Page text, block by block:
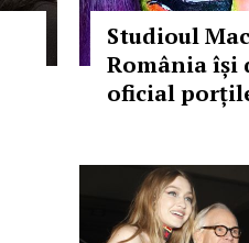
Studioul
România își
oficial